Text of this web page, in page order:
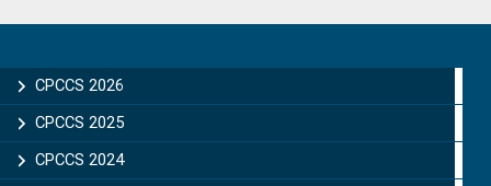
Sidebar
CPCCS 2026
CPCCS 2025
CPCCS 2024